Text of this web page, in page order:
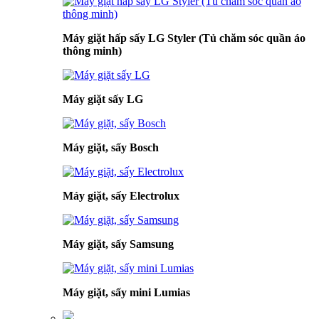
Máy giặt hấp sấy LG Styler (Tủ chăm sóc quần áo
thông minh)
Máy giặt sấy LG
Máy giặt, sấy Bosch
Máy giặt, sấy Electrolux
Máy giặt, sấy Samsung
Máy giặt, sấy mini Lumias